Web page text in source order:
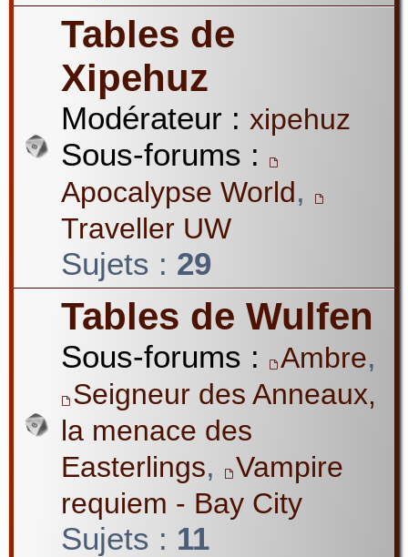
Tables de
Xipehuz
Modérateur : xipehuz
Sous-forums :
Apocalypse World,
Traveller UW
Sujets : 29
Tables de Wulfen
Sous-forums : Ambre,
Seigneur des Anneaux,
la menace des
Easterlings,
Vampire
requiem - Bay City
Sujets : 11